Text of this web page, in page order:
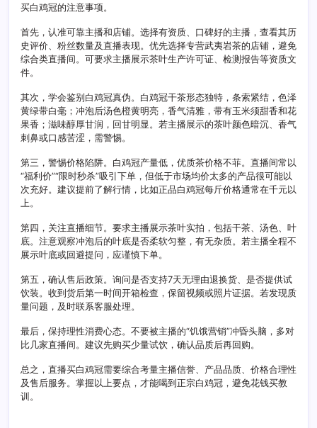
买白鸡冠的注意事项。
首先，认准可靠主播和店铺。选择有资质、口碑好的主播，查看其历
史评价、粉丝数量及直播表现。优先选择专营武夷岩茶的店铺，避免
综合类直播间。可要求主播展示茶叶生产许可证、检测报告等资质文
件。
其次，学会鉴别白鸡冠真伪。白鸡冠干茶形态独特，条索紧结，色泽
黄绿带白毫；冲泡后汤色橙黄明亮，香气清雅，带有玉米须甜香和花
果香；滋味醇厚甘润，回甘明显。若主播展示的茶叶颜色暗沉、香气
刺鼻或口感苦涩，需警惕。
第三，警惕价格陷阱。白鸡冠产量低，优质茶价格不菲。直播间常以
“福利价”“限时秒杀”吸引下单，但低于市场均价太多的产品很可能以
次充好。建议提前了解行情，比如正品白鸡冠每斤价格通常在千元以
上。
第四，关注直播细节。要求主播展示茶叶实拍，包括干茶、汤色、叶
底。注意观察冲泡后的叶底是否柔软匀整，有无杂质。若主播全程不
展示叶底或回避提问，应谨慎下单。
第五，确认售后政策。询问是否支持7天无理由退换货、是否提供试
饮装。收到货后第一时间开箱检查，保留视频或照片证据。若发现质
量问题，及时联系客服处理。
最后，保持理性消费心态。不要被主播的“饥饿营销”冲昏头脑，多对
比几家直播间。建议先购买少量试饮，确认品质后再回购。
总之，直播买白鸡冠需要综合考量主播信誉、产品品质、价格合理性
及售后服务。掌握以上要点，才能喝到正宗白鸡冠，避免花钱买教
训。